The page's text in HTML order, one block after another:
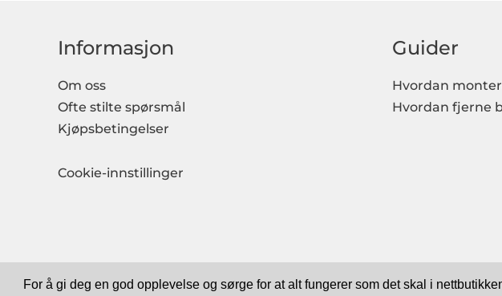
For å gi deg en god opplevelse og sørge for at alt fungerer som det skal i
Informasjon
Om oss
Ofte stilte spørsmål
Kjøpsbetingelser
Cookie-innstillinger
Guider
Hvordan
Hvordan fjerne